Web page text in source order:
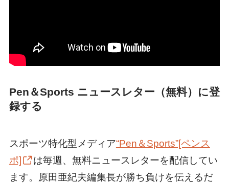
Pen＆Sports ニュースレター（無料）に登
録する
スポーツ特化型メディア“Pen＆Sports”[ペンス
ポ]
は毎週、無料ニュースレターを配信してい
ます。原田亜紀夫編集長が勝ち負けを伝えるだ